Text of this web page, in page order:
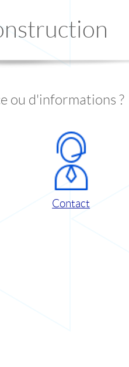
ou d'informations ?
Contact